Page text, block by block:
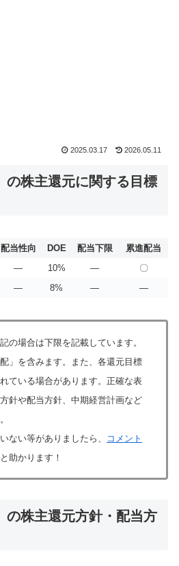
2025.03.17 2026.05.11
の株主還元に関する目標
配当性向 DOE 配当下限
累進配当
― 10% ―
〇
― 8% ― ―
の場合は下限を記載しています。
」を含みます。また、各還元目標
ている場合があります。正確な表
針や配当方針、中期経営計画など
ない等がありましたら、
コメント
助かります！
の株主還元方針・配当方